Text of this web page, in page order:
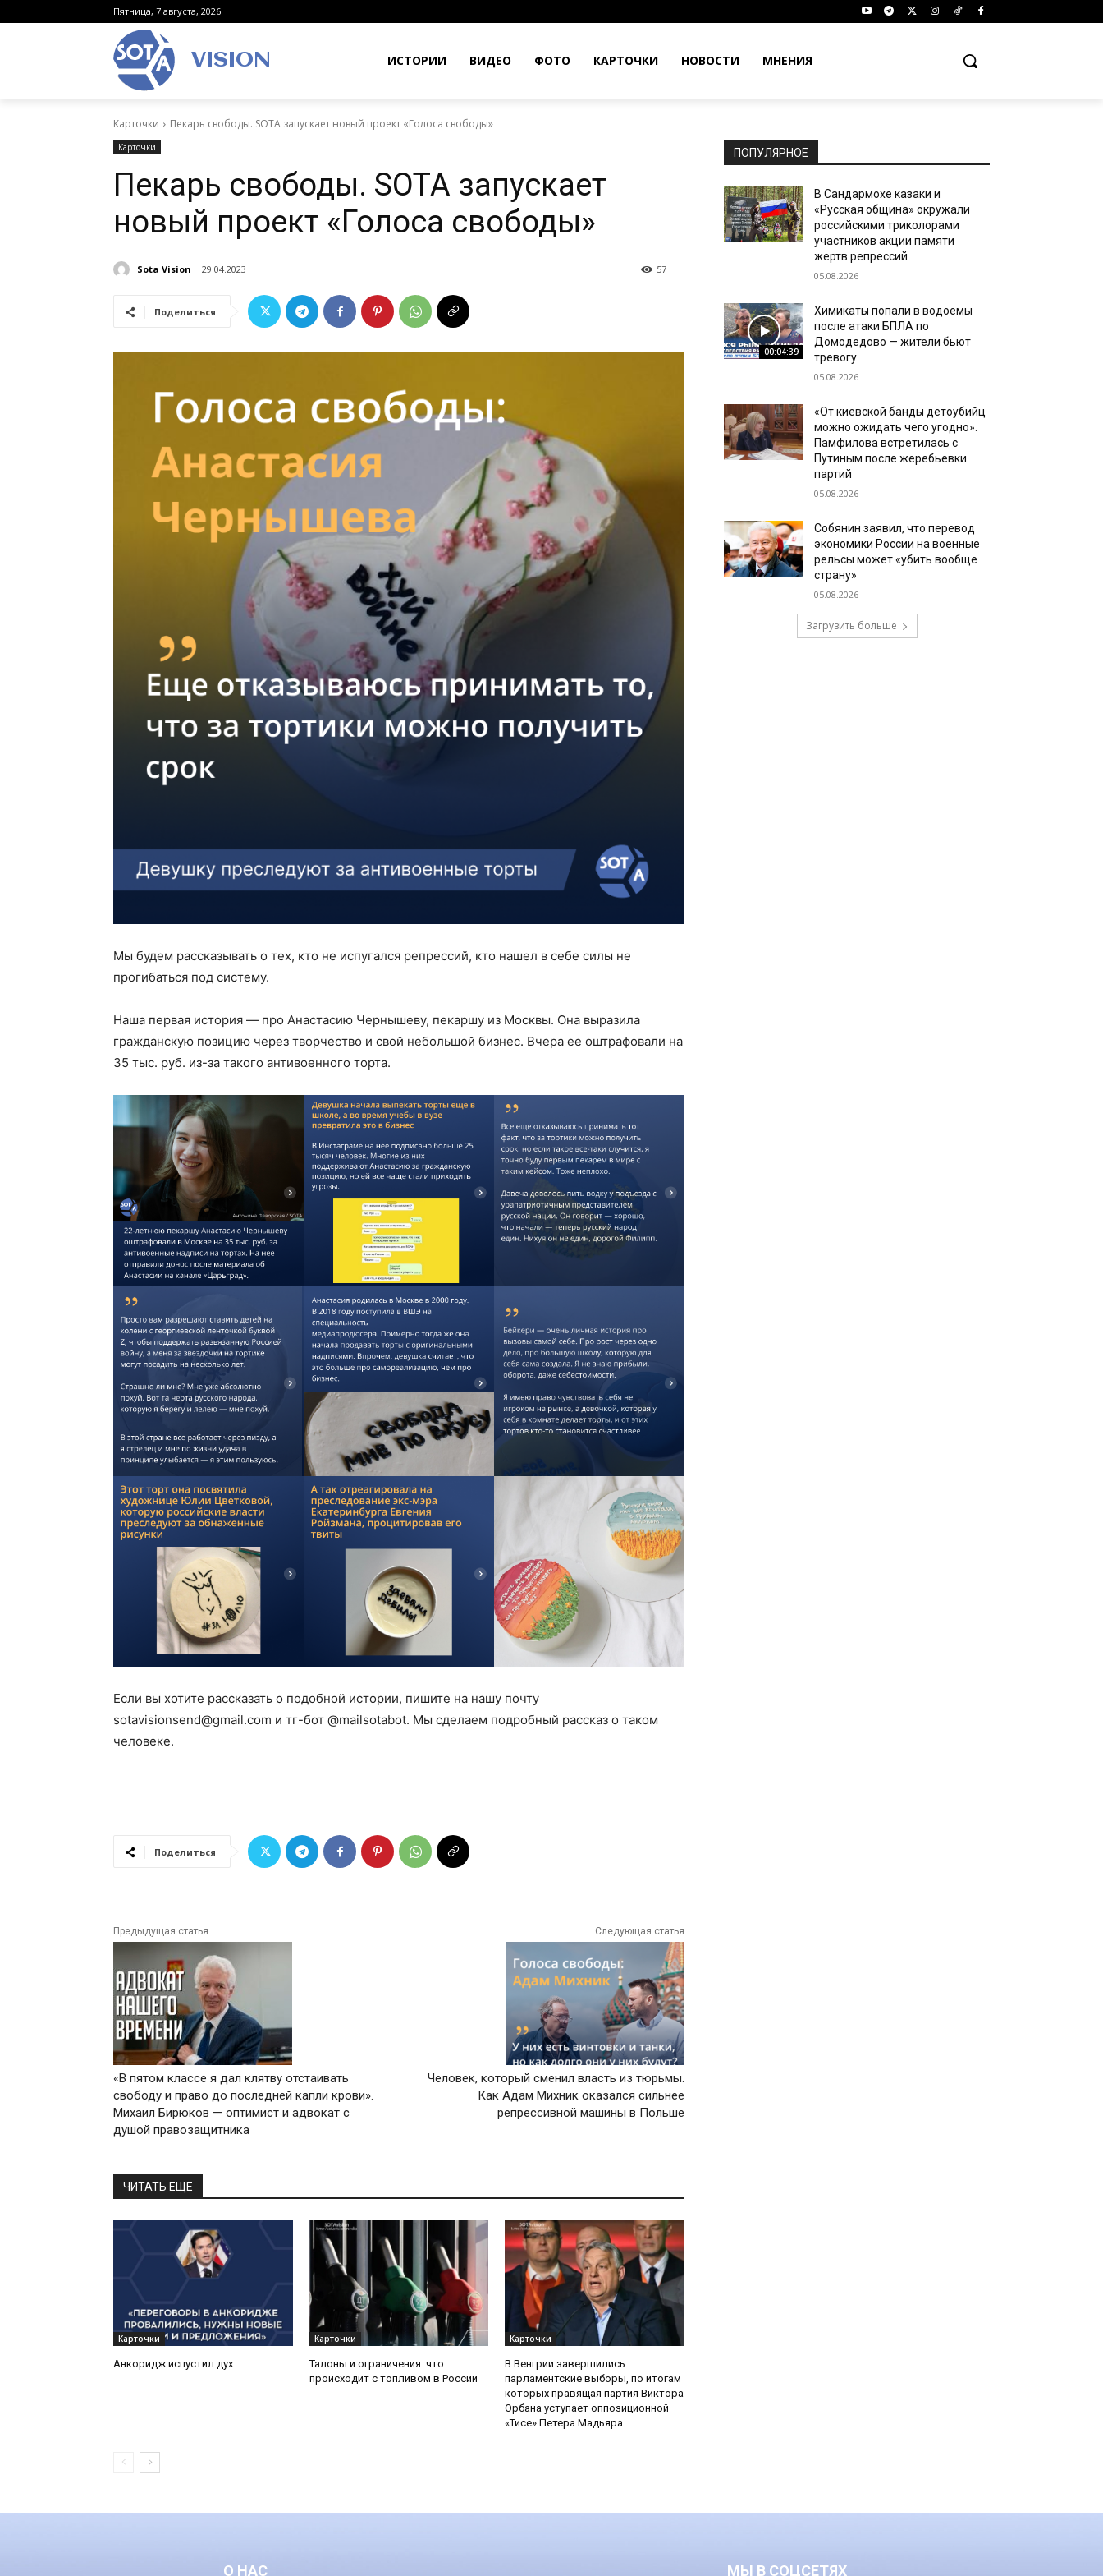
Пятница, 7 августа, 2026
VISION ИСТОРИИ ВИДЕО ФОТО КАРТОЧКИ НОВОСТИ МНЕНИЯ
Карточки Пекарь свободы. SOTA запускает новый проект «Голоса свободы»
Карточки
Пекарь свободы. SOTA запускает
новый проект «Голоса свободы»
Sota Vision 29.04.2023 57
Поделиться
Мы будем рассказывать о тех, кто не испугался репрессий, кто нашел в себе силы не
прогибаться под систему.
Наша первая история — про Анастасию Чернышеву, пекаршу из Москвы. Она выразила
гражданскую позицию через творчество и свой небольшой бизнес. Вчера ее оштрафовали на
35 тыс. руб. из-за такого антивоенного торта.
Если вы хотите рассказать о подобной истории, пишите на нашу почту
sotavisionsend@gmail.com и тг-бот @mailsotabot. Мы сделаем подробный рассказ о таком
человеке.
Поделиться
Предыдущая статья
«В пятом классе я дал клятву отстаивать
свободу и право до последней капли крови».
Михаил Бирюков — оптимист и адвокат с
душой правозащитника
Следующая статья
Человек, который сменил власть из тюрьмы.
Как Адам Михник оказался сильнее
репрессивной машины в Польше
ЧИТАТЬ ЕЩЕ
Карточки
Анкоридж испустил дух
Карточки
Талоны и ограничения: что
происходит с топливом в России
Карточки
В Венгрии завершились
парламентские выборы, по итогам
которых правящая партия Виктора
Орбана уступает оппозиционной
«Тисе» Петера Мадьяра
ПОПУЛЯРНОЕ
В Сандармохе казаки и
«Русская община» окружали
российскими триколорами
участников акции памяти
жертв репрессий
05.08.2026
00:04:39
Химикаты попали в водоемы
после атаки БПЛА по
Домодедово — жители бьют
тревогу
05.08.2026
«От киевской банды детоубийц
можно ожидать чего угодно».
Памфилова встретилась с
Путиным после жеребьевки
партий
05.08.2026
Собянин заявил, что перевод
экономики России на военные
рельсы может «убить вообще
страну»
05.08.2026
Загрузить больше
О НАС МЫ В СОЦСЕТЯХ